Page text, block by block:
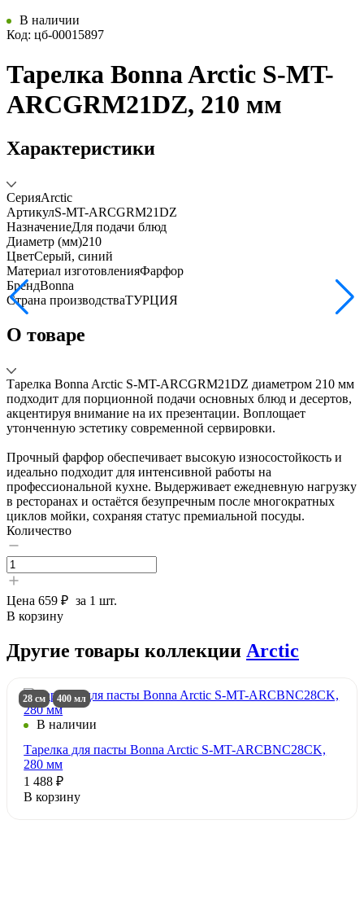
В наличии
Код: цб-00015897
Тарелка Bonna Arctic S-MT-
ARCGRM21DZ, 210 мм
Характеристики
СерияArctic
АртикулS-MT-ARCGRM21DZ
НазначениеДля подачи блюд
Диаметр (мм)210
ЦветСерый, синий
Материал изготовленияФарфор
БрендBonna
Страна производстваТУРЦИЯ
О товаре
Тарелка Bonna Arctic S-MT-ARCGRM21DZ диаметром 210 мм
подходит для порционной подачи основных блюд и десертов,
акцентируя внимание на их презентации. Воплощает
утонченную эстетику современной сервировки.
Прочный фарфор обеспечивает высокую износостойкость и
идеально подходит для интенсивной работы на
профессиональной кухне. Выдерживает ежедневную нагрузку
в ресторанах и остаётся безупречным после многократных
циклов мойки, сохраняя статус премиальной посуды.
Количество
Цена 659 ₽ за 1 шт.
В корзину
Другие товары коллекции Arctic
28 см 400 мл
В наличии
Тарелка для пасты Bonna Arctic S-MT-ARCBNC28CK,
280 мм
1 488 ₽
В корзину